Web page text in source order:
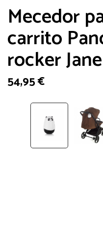
Mecedor
carrito
rocker Jane
54,95€